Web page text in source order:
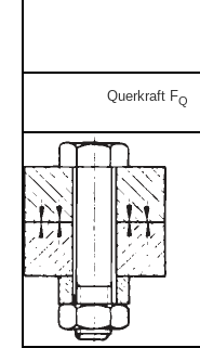
Querkraft FQ